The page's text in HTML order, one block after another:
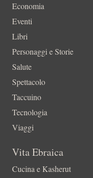
Economia
Eventi
Libri
Personaggi e Storie
Salute
Spettacolo
Taccuino
Tecnologia
Viaggi
Vita Ebraica
Cucina e Kasherut